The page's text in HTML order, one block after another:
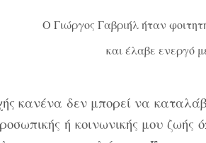
Ο Γιώργος Γαβριήλ ήταν
και έλαβε ενεργό
κανένα δεν μπορεί να
ή κοινωνικής μου ζωής